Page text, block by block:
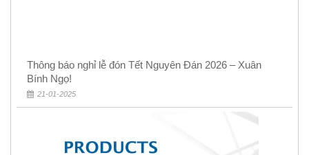
Thông báo nghỉ lễ đón Tết Nguyên Đán 2026 – Xuân
Bính Ngọ!
21-01-2025